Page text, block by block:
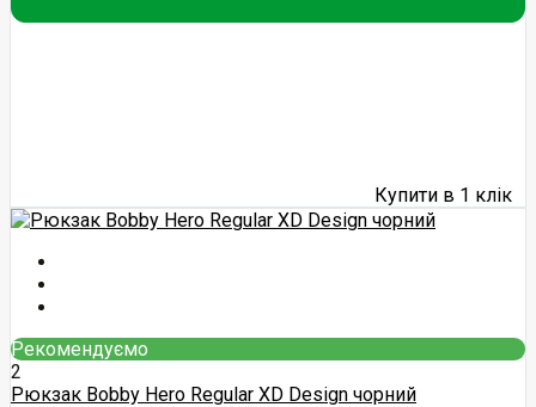
Купити в 1 клік
Рекомендуємо
2
Рюкзак Bobby Hero Regular XD Design чорний